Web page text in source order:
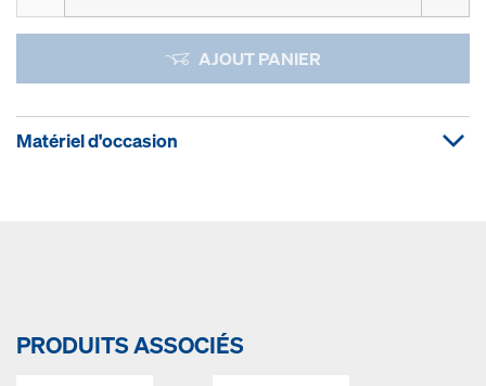
AJOUT PANIER
Matériel d'occasion
PRODUITS ASSOCIÉS